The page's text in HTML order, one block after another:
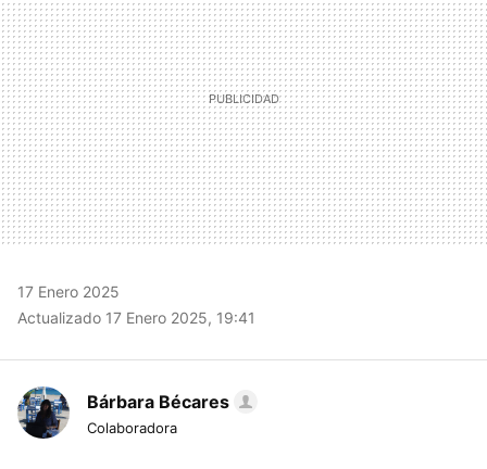
17 Enero 2025
Actualizado 17 Enero 2025, 19:41
Bárbara Bécares
Colaboradora